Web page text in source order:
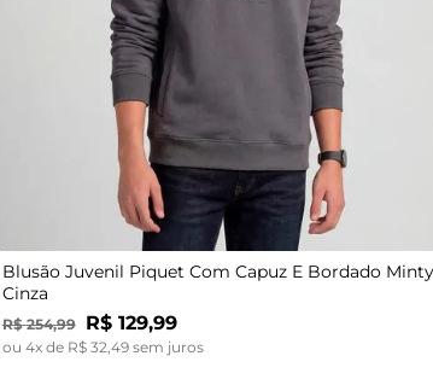
12 14
Blusão Juvenil Piquet Com Capuz E Bordado Minty
Cinza
R$ 254,99 R$ 129,99
ou 4x de R$ 32 49sem juros